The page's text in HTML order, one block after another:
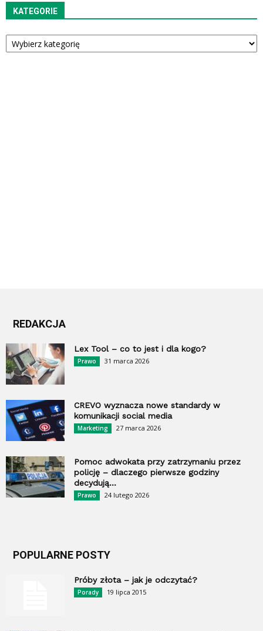
KATEGORIE
Kategorie
REDAKCJA
Lex Tool – co to jest i dla kogo?
Prawo 31 marca 2026
CREVO wyznacza nowe standardy w
komunikacji social media
Marketing 27 marca 2026
Pomoc adwokata przy zatrzymaniu przez
policję – dlaczego pierwsze godziny
decydują...
Prawo 24 lutego 2026
POPULARNE POSTY
Próby złota – jak je odczytać?
Porady 19 lipca 2015